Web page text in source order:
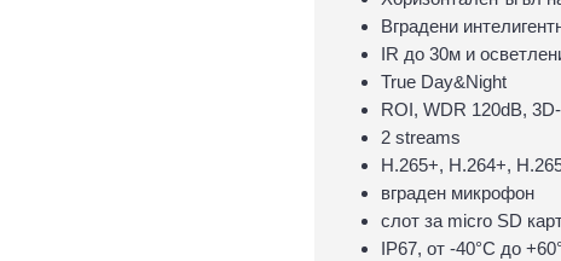
Вградени
IR до 30м и
True Day&Night
ROI, WDR 120dB,
2 streams
H.265+, H.264+,
вграден микрофон
слот за micro SD
IP67, oт -40°С до